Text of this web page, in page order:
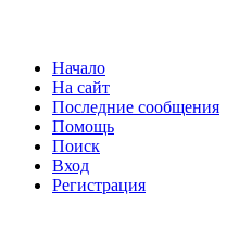
Начало
На сайт
Последние сообщения
Помощь
Поиск
Вход
Регистрация